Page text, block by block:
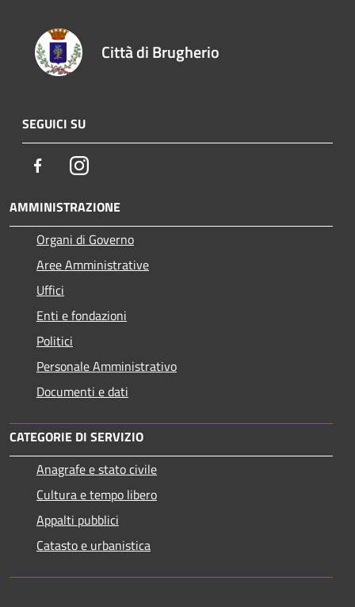
Città di Brugherio
SEGUICI SU
FacebookInstagram
AMMINISTRAZIONE
Organi di Governo
Aree Amministrative
Uffici
Enti e fondazioni
Politici
Personale Amministrativo
Documenti e dati
CATEGORIE DI SERVIZIO
Anagrafe e stato civile
Cultura e tempo libero
Appalti pubblici
Catasto e urbanistica